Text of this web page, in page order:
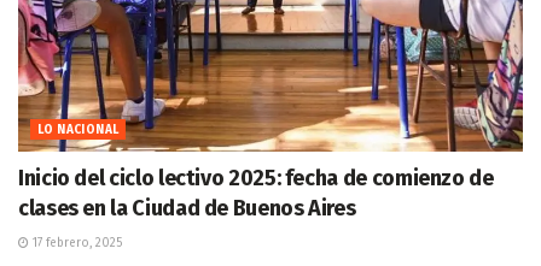
LO NACIONAL
Inicio del ciclo lectivo 2025: fecha de comienzo de
clases en la Ciudad de Buenos Aires
17 febrero, 2025